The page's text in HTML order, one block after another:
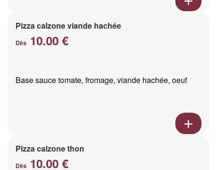
Pizza calzone viande hachée
Dès 10.00 €
Base sauce tomate, fromage, viande hachée, oeuf
Pizza calzone thon
Dès 10.00 €